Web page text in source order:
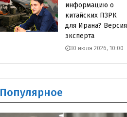
информацию о
китайских ПЗРК
для Ирана? Версия
эксперта
30 июля 2026, 10:00
Популярное